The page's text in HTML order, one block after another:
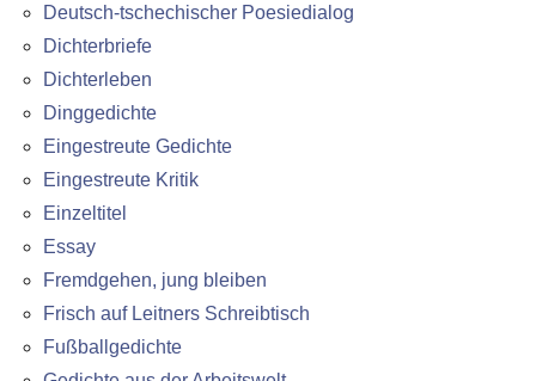
Deutsch-tschechischer Poesiedialog
Dichterbriefe
Dichterleben
Dinggedichte
Eingestreute Gedichte
Eingestreute Kritik
Einzeltitel
Essay
Fremdgehen, jung bleiben
Frisch auf Leitners Schreibtisch
Fußballgedichte